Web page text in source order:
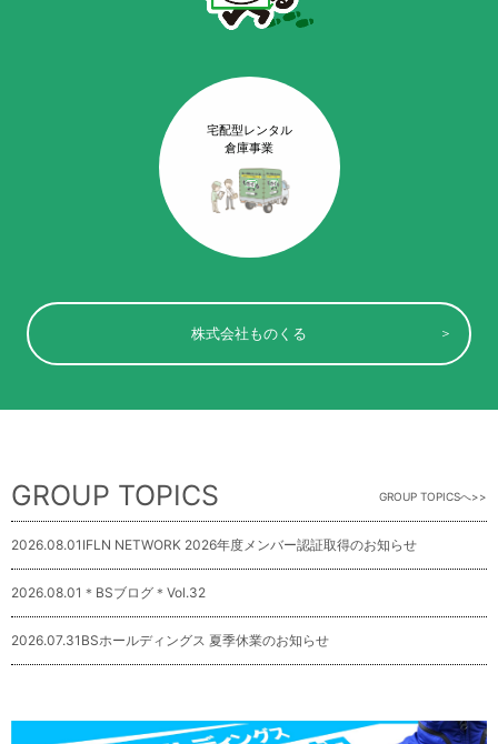
宅配型レンタル
倉庫事業
株式会社ものくる
GROUP TOPICS GROUP TOPICSへ
2026.08.01 IFLN NETWORK 2026年度メンバー認証取得のお知らせ
2026.08.01 ＊BSブログ＊Vol.32
2026.07.31 BSホールディングス 夏季休業のお知らせ